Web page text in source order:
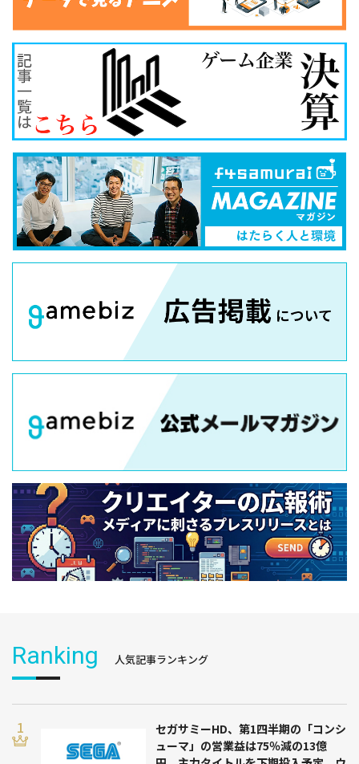
Ranking 人気記事ランキング
セガサミーHD、第1四半期の「コンシ
ューマ」の営業益は75％減の13億